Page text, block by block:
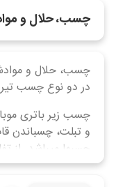
چسب، حلال و
چسب، حلال و
در دو نوع چسب
و تبلت، چسباندن
چسبها میباشد.
میتوان به میزان